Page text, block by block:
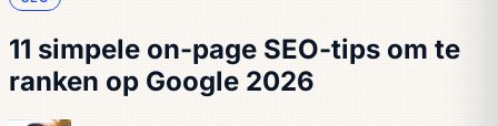
11 simpele on-page SEO-tips om te
ranken op Google 2026